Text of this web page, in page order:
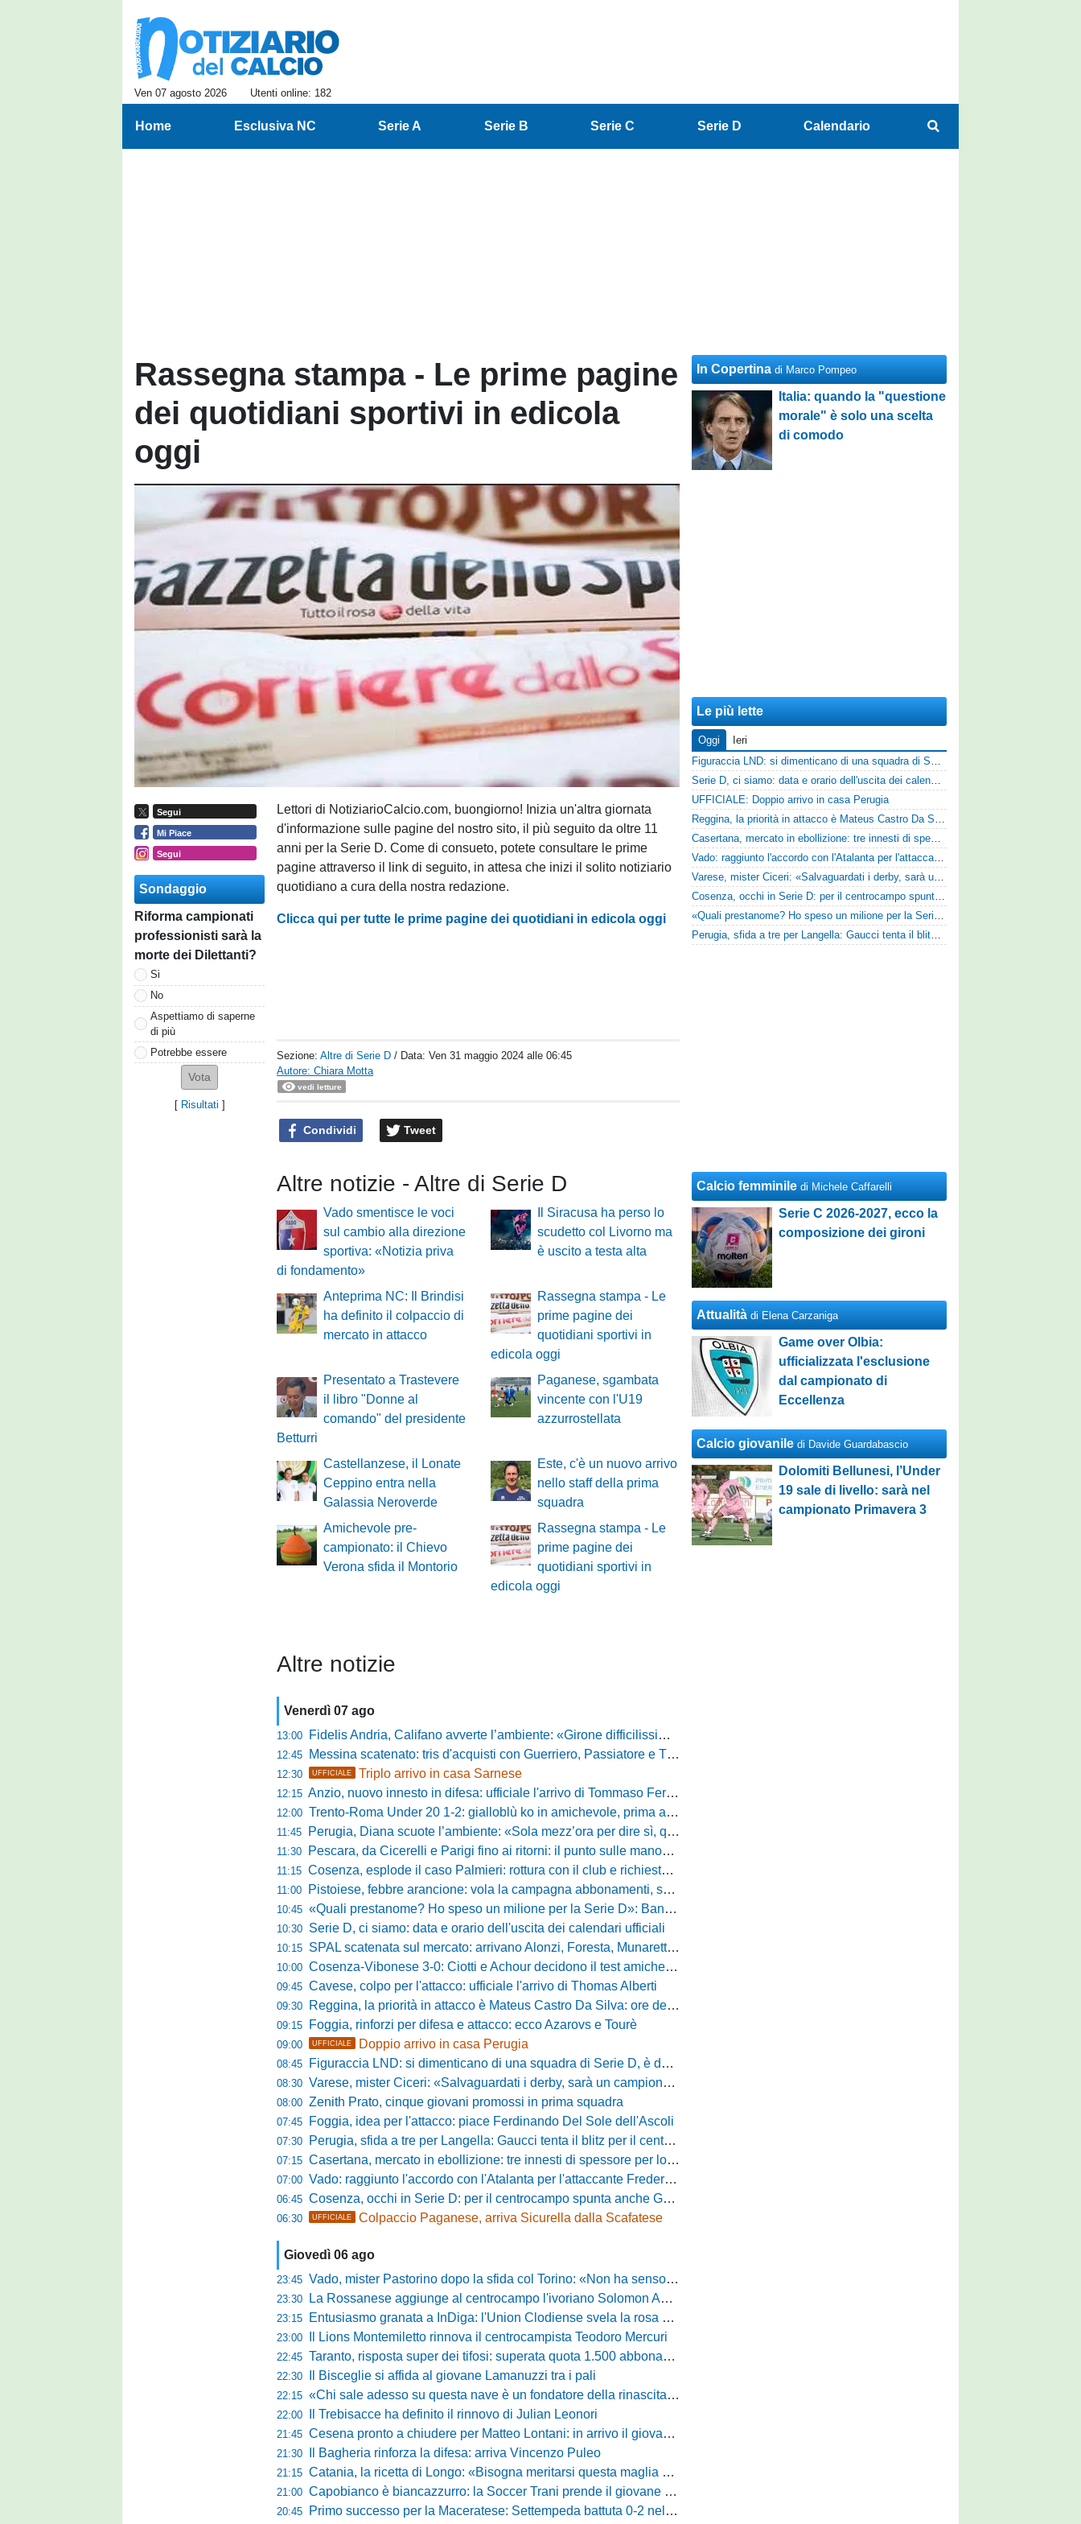
Ven 07 agosto 2026 Utenti online: 182
Home Esclusiva NC Serie A Serie B Serie C Serie D Calendario
Rassegna stampa - Le prime pagine
dei quotidiani sportivi in edicola
oggi
Segui
Mi Piace
Segui
Sondaggio
Riforma campionati
professionisti sarà la
morte dei Dilettanti?
Si
No
Aspettiamo di saperne
di più
Potrebbe essere
[ Risultati ]
Lettori di NotiziarioCalcio.com, buongiorno! Inizia un'altra giornata
d'informazione sulle pagine del nostro sito, il più seguito da oltre 11
anni per la Serie D. Come di consueto, potete consultare le prime
pagine attraverso il link di seguito, in attesa che inizi il solito notiziario
quotidiano a cura della nostra redazione.
Clicca qui per tutte le prime pagine dei quotidiani in edicola oggi
Sezione:Altre di Serie D / Data:Ven 31 maggio 2024 alle 06:45
Autore: Chiara Motta
vedi letture
Condividi Tweet
Altre notizie - Altre di Serie D
Vado smentisce le voci
sul cambio alla direzione
sportiva: «Notizia priva
di fondamento»
Il Siracusa ha perso lo
scudetto col Livorno ma
è uscito a testa alta
Anteprima NC: Il Brindisi
ha definito il colpaccio di
mercato in attacco
Rassegna stampa - Le
prime pagine dei
quotidiani sportivi in
edicola oggi
Presentato a Trastevere
il libro "Donne al
comando" del presidente
Betturri
Paganese, sgambata
vincente con l'U19
azzurrostellata
Castellanzese, il Lonate
Ceppino entra nella
Galassia Neroverde
Este, c'è un nuovo arrivo
nello staff della prima
squadra
Amichevole pre-
campionato: il Chievo
Verona sfida il Montorio
Rassegna stampa - Le
prime pagine dei
quotidiani sportivi in
edicola oggi
Altre notizie
Venerdì 07 ago
13:00 Fidelis Andria, Califano avverte l’ambiente: «Girone difficilissimo, affascinante e bellissimo: non prometto risultati»
12:45 Messina scatenato: tris d'acquisti con Guerriero, Passiatore e Theodore
12:30 UFFICIALE Triplo arrivo in casa Sarnese
12:15 Anzio, nuovo innesto in difesa: ufficiale l'arrivo di Tommaso Ferraro
12:00 Trento-Roma Under 20 1-2: gialloblù ko in amichevole, prima apparizione per Caia
11:45 Perugia, Diana scuote l’ambiente: «Sola mezz’ora per dire sì, qui per costruire una squadra da livello»
11:30 Pescara, da Cicerelli e Parigi fino ai ritorni: il punto sulle manovre del Delfino
11:15 Cosenza, esplode il caso Palmieri: rottura con il club e richiesta di cessione
11:00 Pistoiese, febbre arancione: vola la campagna abbonamenti, superata quota 750 tessere
10:45 «Quali prestanome? Ho speso un milione per la Serie D»: Bandecchi rompe il silenzio sul futuro della Ternana
10:30 Serie D, ci siamo: data e orario dell'uscita dei calendari ufficiali
10:15 SPAL scatenata sul mercato: arrivano Alonzi, Foresta, Munaretto e Tobia
10:00 Cosenza-Vibonese 3-0: Ciotti e Achour decidono il test amichevole di Lorica
09:45 Cavese, colpo per l'attacco: ufficiale l'arrivo di Thomas Alberti
09:30 Reggina, la priorità in attacco è Mateus Castro Da Silva: ore decisive per la fumata bianca
09:15 Foggia, rinforzi per difesa e attacco: ecco Azarovs e Tourè
09:00 UFFICIALE Doppio arrivo in casa Perugia
08:45 Figuraccia LND: si dimenticano di una squadra di Serie D, è da rifare il programma Coppa Italia
08:30 Varese, mister Ciceri: «Salvaguardati i derby, sarà un campionato avvincente»
08:00 Zenith Prato, cinque giovani promossi in prima squadra
07:45 Foggia, idea per l'attacco: piace Ferdinando Del Sole dell'Ascoli
07:30 Perugia, sfida a tre per Langella: Gaucci tenta il blitz per il centrocampista del Cosenza
07:15 Casertana, mercato in ebollizione: tre innesti di spessore per lo scacchiere di Vinicio Espinal
07:00 Vado: raggiunto l'accordo con l'Atalanta per l'attaccante Frederick Samuel Ndongue
06:45 Cosenza, occhi in Serie D: per il centrocampo spunta anche Gerardo Di Gilio
06:30 UFFICIALE Colpaccio Paganese, arriva Sicurella dalla Scafatese
Giovedì 06 ago
23:45 Vado, mister Pastorino dopo la sfida col Torino: «Non ha senso chiudersi e fare le barricate»
23:30 La Rossanese aggiunge al centrocampo l'ivoriano Solomon Andrews Manu
23:15 Entusiasmo granata a InDiga: l'Union Clodiense svela la rosa per la nuova annata
23:00 Il Lions Montemiletto rinnova il centrocampista Teodoro Mercuri
22:45 Taranto, risposta super dei tifosi: superata quota 1.500 abbonamenti
22:30 Il Bisceglie si affida al giovane Lamanuzzi tra i pali
22:15 «Chi sale adesso su questa nave è un fondatore della rinascita»: Davis carica l'ambiente Messina
22:00 Il Trebisacce ha definito il rinnovo di Julian Leonori
21:45 Cesena pronto a chiudere per Matteo Lontani: in arrivo il giovane talento dello Spezia
21:30 Il Bagheria rinforza la difesa: arriva Vincenzo Puleo
21:15 Catania, la ricetta di Longo: «Bisogna meritarsi questa maglia ogni singolo giorno»
21:00 Capobianco è biancazzurro: la Soccer Trani prende il giovane attaccante ex Monopoli
20:45
Primo successo per la Maceratese: Settempeda battuta 0-2 nella ripresa
In Copertina di Marco Pompeo
Italia: quando la "questione
morale" è solo una scelta
di comodo
Le più lette
Oggi
Ieri
Figuraccia LND: si dimenticano di una squadra di Serie D, è da rifare il programma Coppa Italia
Serie D, ci siamo: data e orario dell'uscita dei calendari ufficiali
UFFICIALE: Doppio arrivo in casa Perugia
Reggina, la priorità in attacco è Mateus Castro Da Silva: ore decisive per la fumata bianca
Casertana, mercato in ebollizione: tre innesti di spessore per lo scacchiere di Vinicio Espinal
Vado: raggiunto l'accordo con l'Atalanta per l'attaccante Frederick Samuel Ndongue
Varese, mister Ciceri: «Salvaguardati i derby, sarà un campionato avvincente»
Cosenza, occhi in Serie D: per il centrocampo spunta anche Gerardo Di Gilio
«Quali prestanome? Ho speso un milione per la Serie D»: Bandecchi rompe il silenzio sul futuro della Ternana
Perugia, sfida a tre per Langella: Gaucci tenta il blitz per il centrocampista del Cosenza
Calcio femminile di Michele Caffarelli
Serie C 2026-2027, ecco la
composizione dei gironi
Attualità di Elena Carzaniga
Game over Olbia:
ufficializzata l'esclusione
dal campionato di
Eccellenza
Calcio giovanile di Davide Guardabascio
Dolomiti Bellunesi, l’Under
19 sale di livello: sarà nel
campionato Primavera 3